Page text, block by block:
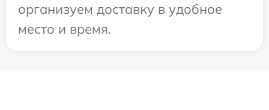
организуем доставку в удобное
место и время.